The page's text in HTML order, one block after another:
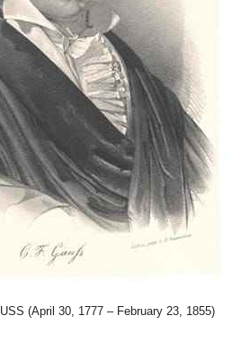
(April 30, 1777 – February 23, 1855)